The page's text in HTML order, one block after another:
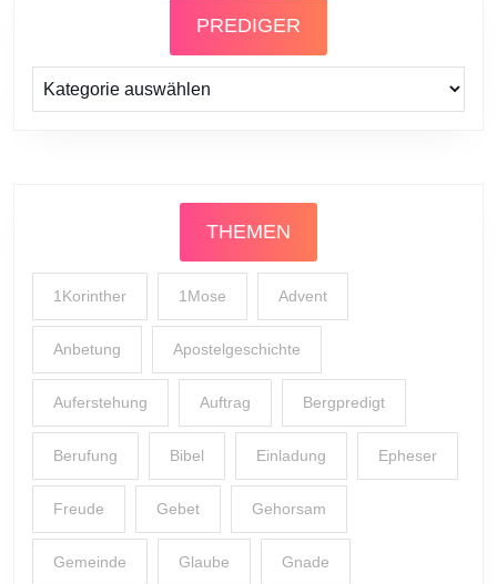
PREDIGER
Prediger
THEMEN
1Korinther 1Mose Advent
Anbetung Apostelgeschichte
Auferstehung Auftrag Bergpredigt
Berufung Bibel Einladung Epheser
Freude Gebet Gehorsam
Gemeinde Glaube Gnade